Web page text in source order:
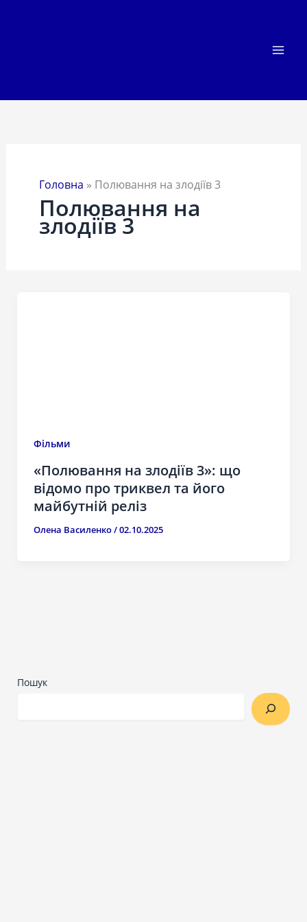
Головна » Полювання на злодіїв 3
Полювання на
злодіїв 3
Фільми
«Полювання на злодіїв 3»: що
відомо про триквел та його
майбутній реліз
Олена Василенко/02.10.2025
Пошук